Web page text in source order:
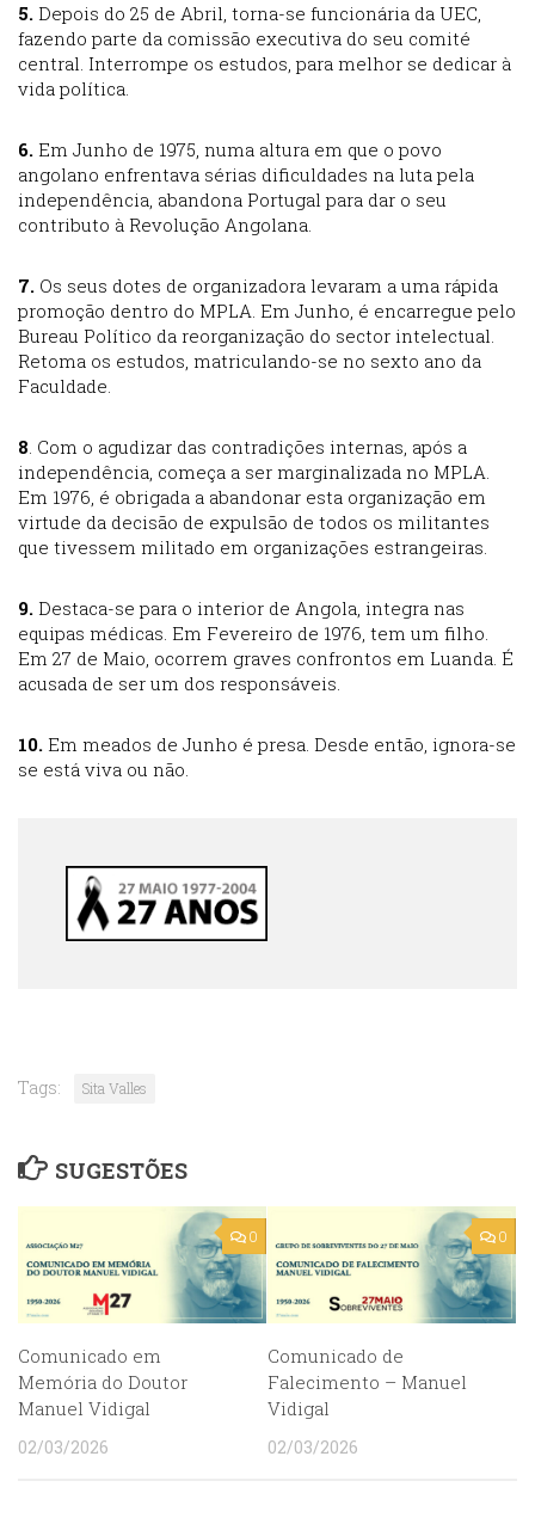
5. Depois do 25 de Abril, torna-se funcionária da UEC,
fazendo parte da comissão executiva do seu comité
central. Interrompe os estudos, para melhor se dedicar à
vida política.
6. Em Junho de 1975, numa altura em que o povo
angolano enfrentava sérias dificuldades na luta pela
independência, abandona Portugal para dar o seu
contributo à Revolução Angolana.
7. Os seus dotes de organizadora levaram a uma rápida
promoção dentro do MPLA. Em Junho, é encarregue pelo
Bureau Político da reorganização do sector intelectual.
Retoma os estudos, matriculando-se no sexto ano da
Faculdade.
8. Com o agudizar das contradições internas, após a
independência, começa a ser marginalizada no MPLA.
Em 1976, é obrigada a abandonar esta organização em
virtude da decisão de expulsão de todos os militantes
que tivessem militado em organizações estrangeiras.
9. Destaca-se para o interior de Angola, integra nas
equipas médicas. Em Fevereiro de 1976, tem um filho.
Em 27 de Maio, ocorrem graves confrontos em Luanda. É
acusada de ser um dos responsáveis.
10. Em meados de Junho é presa. Desde então, ignora-se
se está viva ou não.
Tags: Sita Valles
SUGESTÕES
0
Comunicado em
Memória do Doutor
Manuel Vidigal
02/03/2026
0
Comunicado de
Falecimento – Manuel
Vidigal
02/03/2026